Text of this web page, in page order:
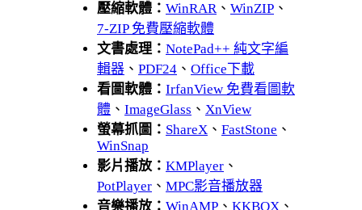
壓縮軟體： WinRAR、 WinZIP 、
7-ZIP 免費壓縮軟體
文書處理： NotePad++ 純文字編
輯器 、 PDF24 、 Office下載
看圖軟體： IrfanView 免費看圖軟
體 、 ImageGlass 、 XnView
螢幕抓圖： ShareX 、 FastStone 、
WinSnap
影片播放： KMPlayer 、
PotPlayer 、 MPC影音播放器
音樂播放： WinAMP 、 KKBOX 、